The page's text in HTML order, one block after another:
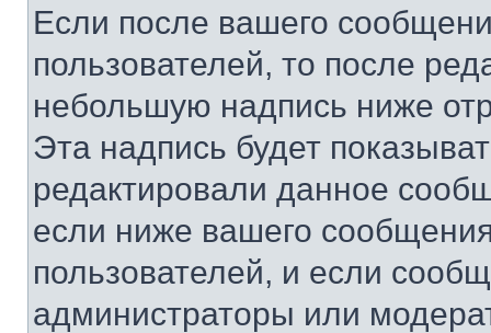
Если после вашего
пользователей, то после
небольшую надпись ниже
Эта надпись будет
редактировали данное
если ниже вашего
пользователей, и если
администраторы или